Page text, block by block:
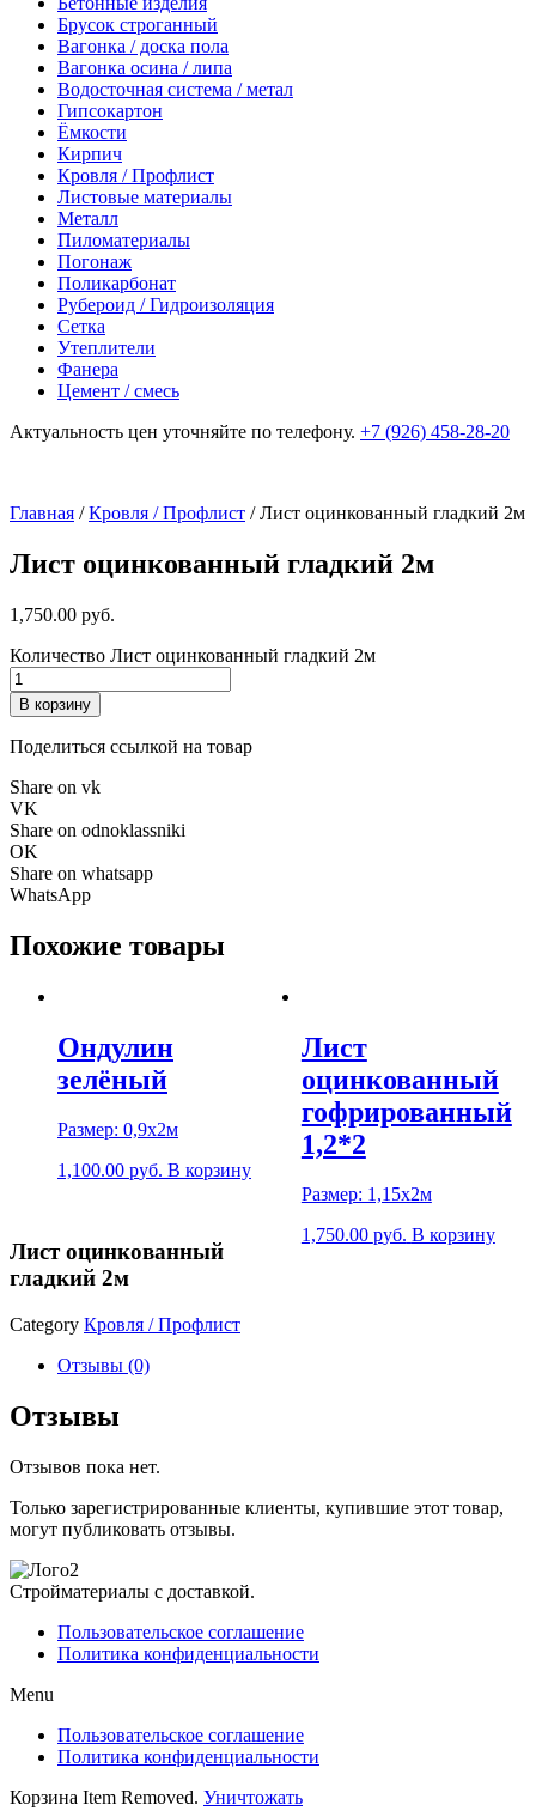
Брусок строганный
Вагонка / доска пола
Вагонка осина / липа
Водосточная система / метал
Гипсокартон
Ёмкости
Кирпич
Кровля / Профлист
Листовые материалы
Металл
Пиломатериалы
Погонаж
Поликарбонат
Рубероид / Гидроизоляция
Сетка
Утеплители
Фанера
Цемент / смесь
Актуальность цен уточняйте по телефону. +7 (926) 458-28-20
Главная /Кровля / Профлист / Лист оцинкованный гладкий 2м
Лист оцинкованный гладкий 2м
1,750.00 руб.
Количество Лист оцинкованный гладкий 2м
В корзину
Поделиться ссылкой на товар
Share on vk
VK
Share on odnoklassniki
OK
Share on whatsapp
WhatsApp
Похожие товары
Ондулин
зелёный
Размер: 0,9х2м
1,100.00 руб. В корзину
Лист
оцинкованный
гофрированный
1,2*2
Размер: 1,15х2м
1,750.00 руб. В корзину
Лист оцинкованный
гладкий 2м
Category Кровля / Профлист
Отзывы (0)
Отзывы
Отзывов пока нет.
Только зарегистрированные клиенты, купившие этот товар,
могут публиковать отзывы.
Стройматериалы с доставкой.
Пользовательское соглашение
Политика конфиденциальности
Menu
Пользовательское соглашение
Политика конфиденциальности
Корзина Item Removed. Уничтожать